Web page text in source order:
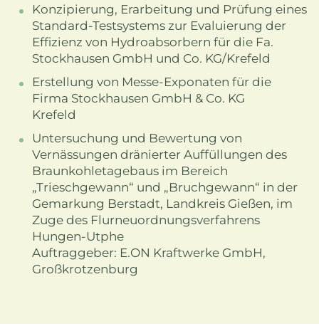
Konzipierung, Erarbeitung und Prüfung eines
Standard-Testsystems zur Evaluierung der
Effizienz von Hydroabsorbern für die Fa.
Stockhausen GmbH und Co. KG/Krefeld
Erstellung von Messe-Exponaten für die
Firma Stockhausen GmbH & Co. KG
Krefeld
Untersuchung und Bewertung von
Vernässungen dränierter Auffüllungen des
Braunkohletagebaus im Bereich
„Trieschgewann“ und „Bruchgewann“ in der
Gemarkung Berstadt, Landkreis Gießen, im
Zuge des Flurneuordnungsverfahrens
Hungen-Utphe
Auftraggeber: E.ON Kraftwerke GmbH,
Großkrotzenburg